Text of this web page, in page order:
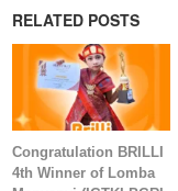
RELATED POSTS
Congratulation BRILLI
4th Winner of Lomba